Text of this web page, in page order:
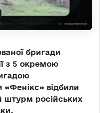
бригади
з 5 окремою
відбили
штурм російських